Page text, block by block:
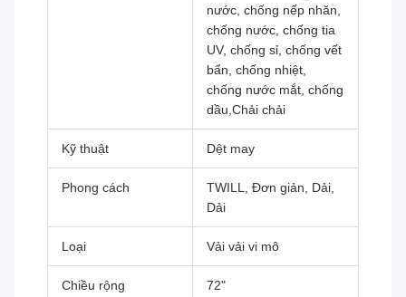
nước, chống nếp nhăn,
chống nước, chống tia
UV, chống sỉ, chống vết
bẩn, chống nhiệt,
chống nước mắt, chống
dầu,Chải chải
Kỹ thuật Dệt may
Phong cách
TWILL, Đơn giản, Dải,
Dải
Loại Vải vải vi mô
Chiều rộng 72"